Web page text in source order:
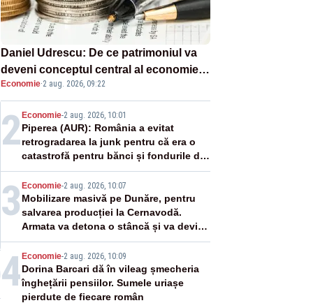
Daniel Udrescu: De ce patrimoniul va
deveni conceptul central al economiei
viitoare?
Economie·2 aug. 2026, 09:22
2 Economie-2 aug. 2026, 10:01
Piperea (AUR): România a evitat
retrogradarea la junk pentru că era o
catastrofă pentru bănci și fondurile de
pensii
3 Economie-2 aug. 2026, 10:07
Mobilizare masivă pe Dunăre, pentru
salvarea producției la Cernavodă.
Armata va detona o stâncă și va devia
apa fluviului - IMAGINI AERIENE
4 Economie-2 aug. 2026, 10:09
Dorina Barcari dă în vileag șmecheria
înghețării pensiilor. Sumele uriașe
pierdute de fiecare român